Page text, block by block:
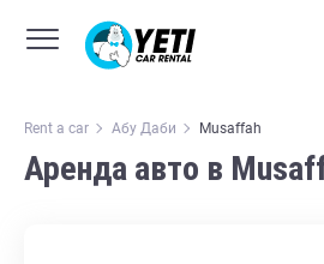
Rent a car Абу Даби Musaffah
Аренда авто в